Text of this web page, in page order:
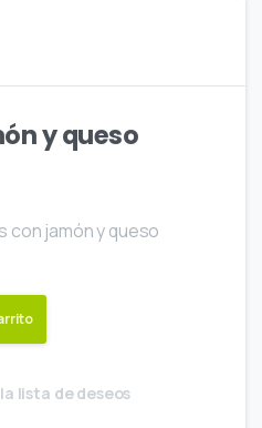
y queso
con jamón y queso
lista de deseos